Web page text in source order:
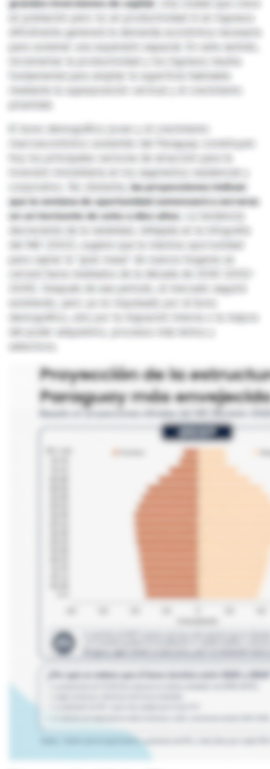
grandes inversiones de capital.
en población pero no en productividad ni en ingresos
difícilmente generará la demanda económica necesaria
para sostener una expansión espacial. En este sentido,
incrementar la productividad y los ingresos resulta
fundamental para ampliar la superficie habitable
mediante la superposición vertical y el crecimiento
piramidal.
El bono demográfico joven y el crecimiento
macroeconómico sostenido del Paraguay constituyen
hoy los principales vectores de atracción para la
inversión inmobiliaria en los segmentos residencial y
corporativo. No obstante, las proyecciones indican
que la ventana de oportunidad comenzará a cerrarse
en un horizonte de ocho a diez años.
La tendencia
decreciente de la natalidad, reflejada en la infografía
del INE (2022), sugiere que la máxima oportunidad
para captar la “gran masa” de nuevos hogares se
cerrará hacia mediados de la década de 2030 (2032-
2035). Después de ese periodo, el mercado seguirá
existiendo, pero ya no impulsado por el bono
demográfico, sino por la migración interna o la mejora
del poder adquisitivo, procesos más lentos y
selectivos.